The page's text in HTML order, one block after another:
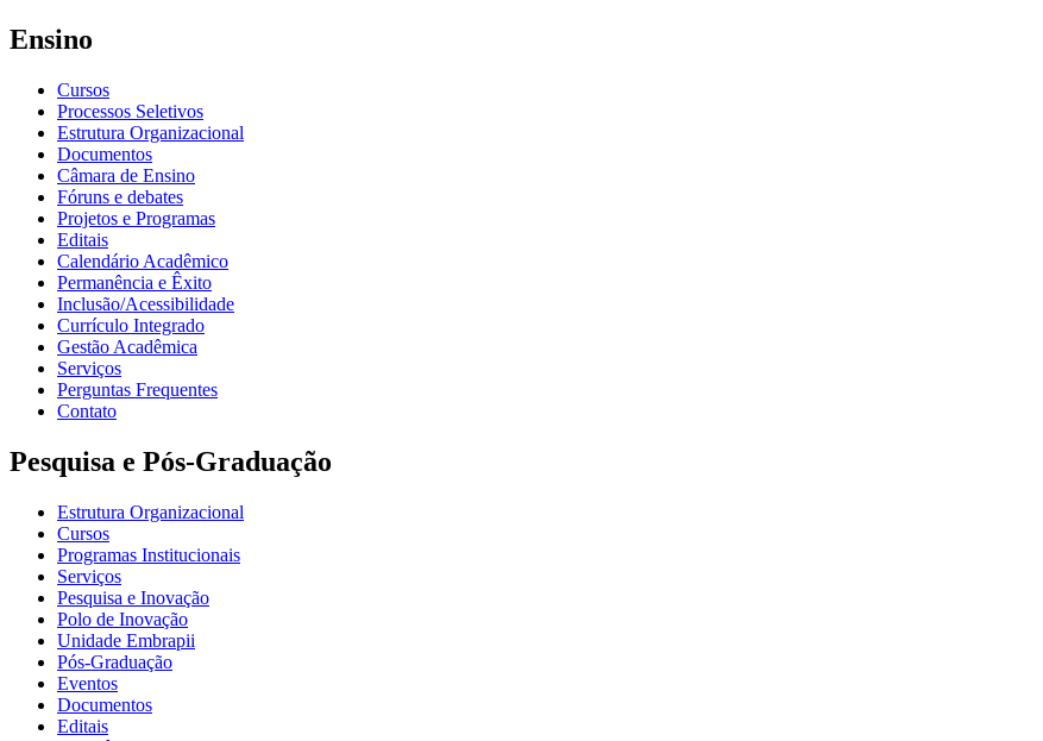
Ensino
Cursos
Processos Seletivos
Estrutura Organizacional
Documentos
Câmara de Ensino
Fóruns e debates
Projetos e Programas
Editais
Calendário Acadêmico
Permanência e Êxito
Inclusão/Acessibilidade
Currículo Integrado
Gestão Acadêmica
Serviços
Perguntas Frequentes
Contato
Pesquisa e Pós-Graduação
Estrutura Organizacional
Cursos
Programas Institucionais
Serviços
Pesquisa e Inovação
Polo de Inovação
Unidade Embrapii
Pós-Graduação
Eventos
Documentos
Editais